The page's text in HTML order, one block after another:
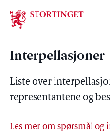
Stortinget.no
Interpellasjoner
Liste over
representantene og
Les mer om spørsmål og